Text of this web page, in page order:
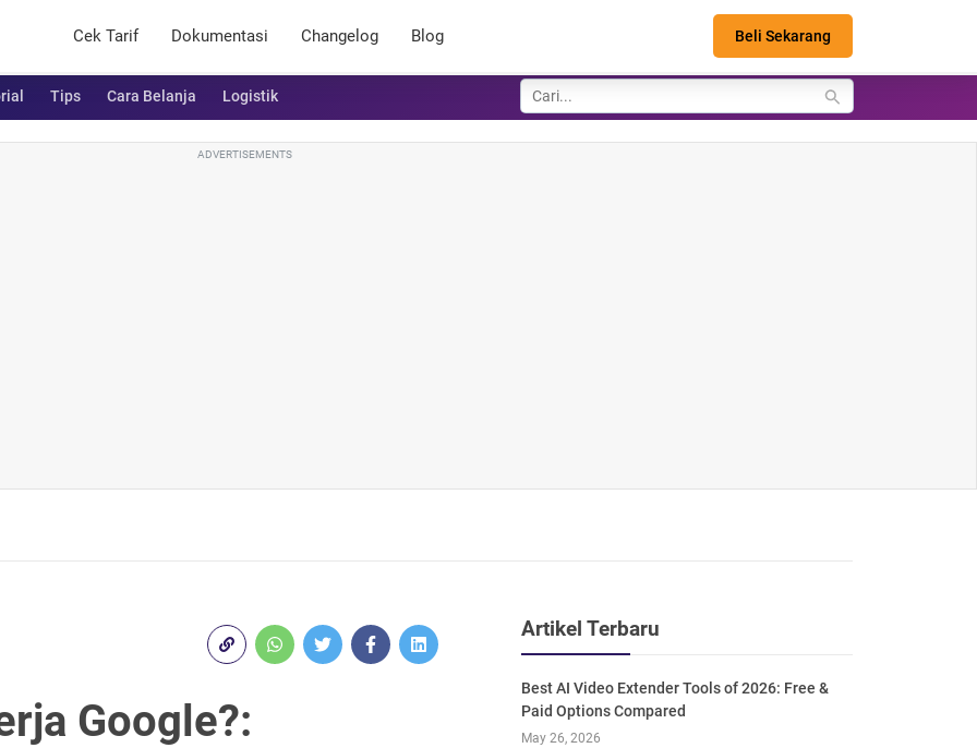
Cek Tarif Dokumentasi Changelog Blog Beli Sekarang
Tips Cara Belanja Logistik
ADVERTISEMENTS
Google?:
Artikel Terbaru
Best AI Video Extender Tools of 2026: Free &
Paid Options Compared
May 26, 2026